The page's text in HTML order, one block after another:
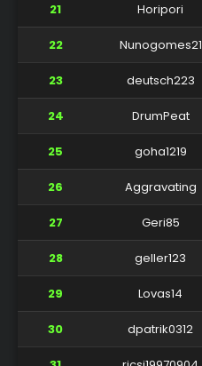
21 Horipori
22 Nunogomes21
23 deutsch223
24 DrumPeat
25 goha1219
26 Aggravating
27 Geri85
28 geller123
29 Lovas14
30 dpatrik0312